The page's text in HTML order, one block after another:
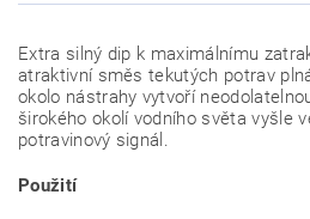
Extra silný dip k maximálnímu
atraktivní směs tekutých potrav
okolo nástrahy vytvoří
širokého okolí vodního světa vyšle
potravinový signál.
Použití